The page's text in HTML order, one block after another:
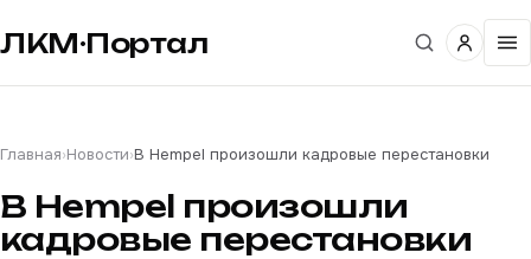
ЛКМ·Портал
Главная›Новости›В Hempel произошли кадровые перестановки
В Hempel произошли
кадровые перестановки